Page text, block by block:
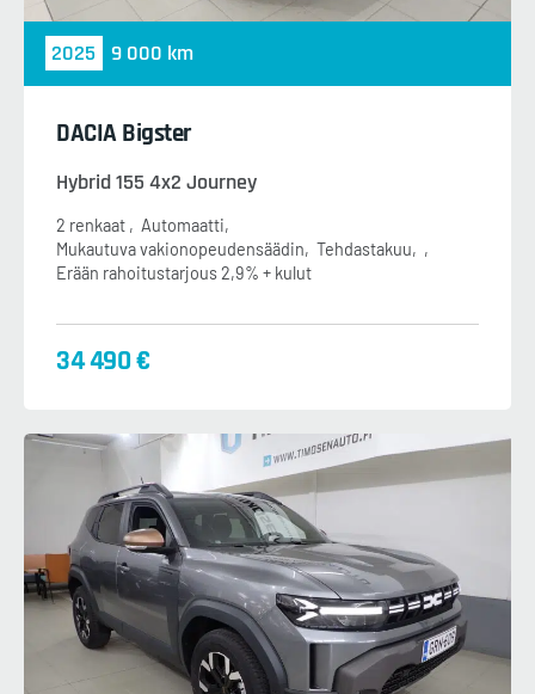
2025 9 000 km
DACIA Bigster
Hybrid 155 4x2 Journey
2 renkaat
Automaatti
Mukautuva vakionopeudensäädin
Tehdastakuu
Erään rahoitustarjous 2,9% + kulut
34 490 €